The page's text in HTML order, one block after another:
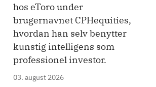
hos eToro under
brugernavnet CPHequities,
hvordan han selv benytter
kunstig intelligens som
professionel investor.
03. august 2026